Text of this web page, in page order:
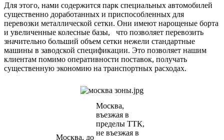
Для этого, нами содержится парк специальных автомобилей
существенно доработанных и приспособленных для
перевозки металлической сетки. Они имеют нарощеные борта
и увеличенные колесные базы, что позволяет перевозить
значительно больший объем сетки нежели стандартные
машины в заводской спецификации. Это позволяет нашим
клиентам помимо оперативности поставок, получать
существенную экономию на транспортных расходах.
Москва, до
Москва,
въезжая в
пределы ТТК,
не въезжая в